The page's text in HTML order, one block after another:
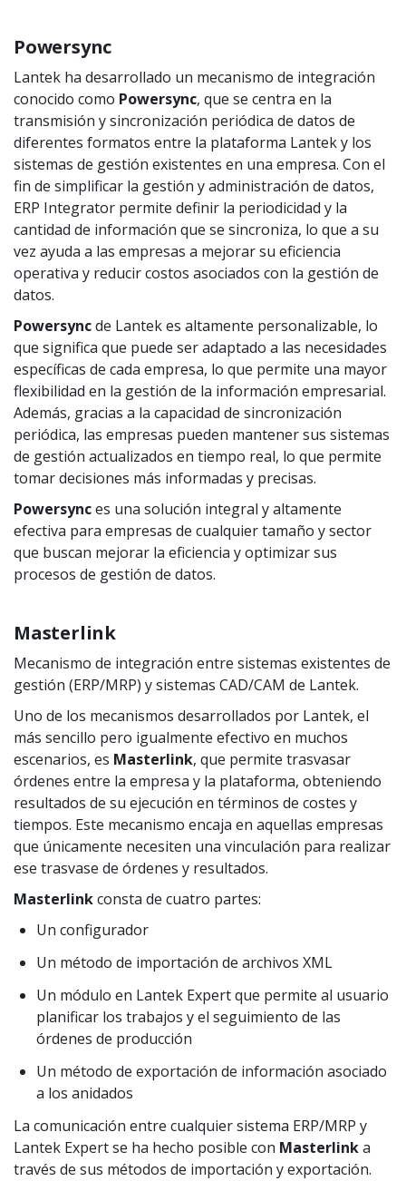
Powersync
Lantek ha desarrollado un mecanismo de integración
conocido como Powersync, que se centra en la
transmisión y sincronización periódica de datos de
diferentes formatos entre la plataforma Lantek y los
sistemas de gestión existentes en una empresa. Con el
fin de simplificar la gestión y administración de datos,
ERP Integrator permite definir la periodicidad y la
cantidad de información que se sincroniza, lo que a su
vez ayuda a las empresas a mejorar su eficiencia
operativa y reducir costos asociados con la gestión de
datos.
Powersyncde Lantek es altamente personalizable, lo
que significa que puede ser adaptado a las necesidades
específicas de cada empresa, lo que permite una mayor
flexibilidad en la gestión de la información empresarial.
Además, gracias a la capacidad de sincronización
periódica, las empresas pueden mantener sus sistemas
de gestión actualizados en tiempo real, lo que permite
tomar decisiones más informadas y precisas.
Powersynces una solución integral y altamente
efectiva para empresas de cualquier tamaño y sector
que buscan mejorar la eficiencia y optimizar sus
procesos de gestión de datos.
Masterlink
Mecanismo de integración entre sistemas existentes de
gestión (ERP/MRP) y sistemas CAD/CAM de Lantek.
Uno de los mecanismos desarrollados por Lantek, el
más sencillo pero igualmente efectivo en muchos
escenarios, es Masterlink, que permite trasvasar
órdenes entre la empresa y la plataforma, obteniendo
resultados de su ejecución en términos de costes y
tiempos. Este mecanismo encaja en aquellas empresas
que únicamente necesiten una vinculación para realizar
ese trasvase de órdenes y resultados.
Masterlinkconsta de cuatro partes:
Un configurador
Un método de importación de archivos XML
Un módulo en Lantek Expert que permite al usuario
planificar los trabajos y el seguimiento de las
órdenes de producción
Un método de exportación de información asociado
a los anidados
La comunicación entre cualquier sistema ERP/MRP y
Lantek Expert se ha hecho posible con Masterlinka
través de sus métodos de importación y exportación.